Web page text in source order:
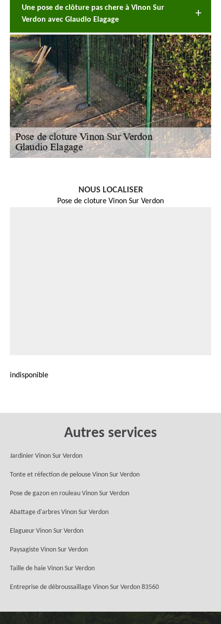
Une pose de clôture pas chere à Vinon Sur
Verdon avec Glaudio Elagage
NOUS LOCALISER
Pose de cloture Vinon Sur Verdon
indisponible
Autres services
Jardinier Vinon Sur Verdon
Tonte et réfection de pelouse Vinon Sur Verdon
Pose de gazon en rouleau Vinon Sur Verdon
Abattage d'arbres Vinon Sur Verdon
Elagueur Vinon Sur Verdon
Paysagiste Vinon Sur Verdon
Taille de haie Vinon Sur Verdon
Entreprise de débroussaillage Vinon Sur Verdon 83560